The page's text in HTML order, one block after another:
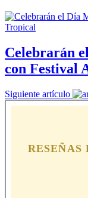
Celebrarán
con Festival
Siguiente artículo